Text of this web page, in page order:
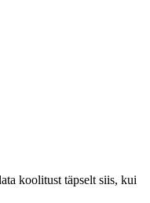
koolitust täpselt siis, kui